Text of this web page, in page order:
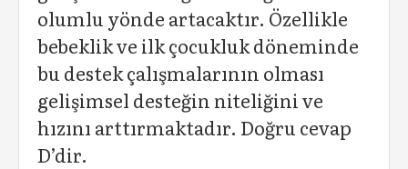
olumlu yönde artacaktır. Özellikle
bebeklik ve ilk çocukluk döneminde
bu destek çalış­malarının olması
gelişimsel desteğin niteliğini ve
hızını arttırmaktadır. Doğru cevap
D’dir.